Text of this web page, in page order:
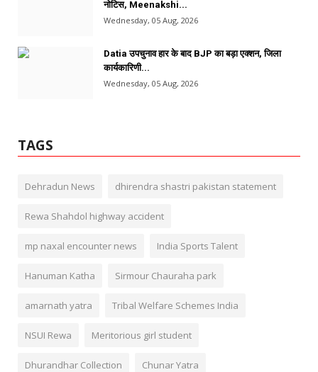
नोटिस, Meenakshi...
Wednesday, 05 Aug, 2026
Datia उपचुनाव हार के बाद BJP का बड़ा एक्शन, जिला
कार्यकारिणी...
Wednesday, 05 Aug, 2026
TAGS
Dehradun News dhirendra shastri pakistan statement
Rewa Shahdol highway accident
mp naxal encounter news India Sports Talent
Hanuman Katha Sirmour Chauraha park
amarnath yatra Tribal Welfare Schemes India
NSUI Rewa Meritorious girl student
Dhurandhar Collection Chunar Yatra